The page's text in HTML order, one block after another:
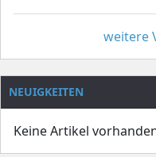
weitere
NEUIGKEITEN
Keine Artikel